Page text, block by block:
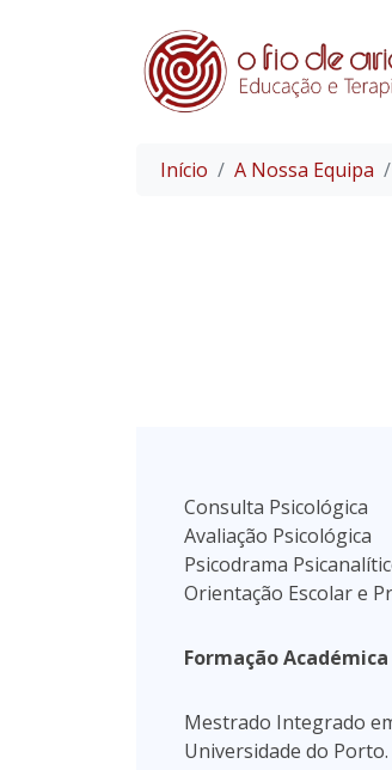
Início A Nossa Equipa
Consulta Psicológica
Avaliação Psicológica
Psicodrama
Orientação Escolar e
Formação Académica
Mestrado Integrado
Universidade do Porto.